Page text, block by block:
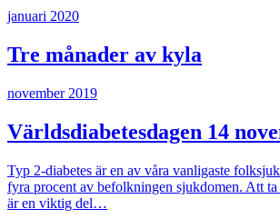
januari 2020
Tre månader av kyla
november 2019
Världsdiabetesdagen 14
Typ 2-diabetes är en av våra vanligaste
fyra procent av befolkningen sjukdomen. Att
är en viktig del…